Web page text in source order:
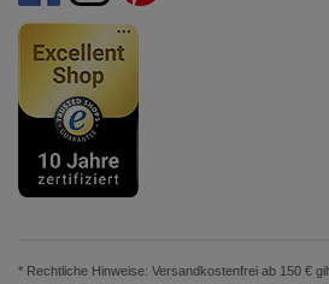
* Rechtliche Hinweise: Versandkostenfrei ab 150 €